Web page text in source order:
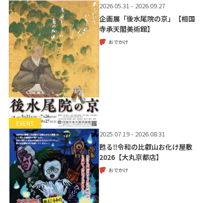
EVENT
2026.05.31 - 2026.09.27
企画展「後水尾院の京」【相国
寺承天閣美術館】
おでかけ
2025.07.19 - 2026.08.31
甦る‼令和の比叡山お化け屋敷
2026【大丸京都店】
おでかけ